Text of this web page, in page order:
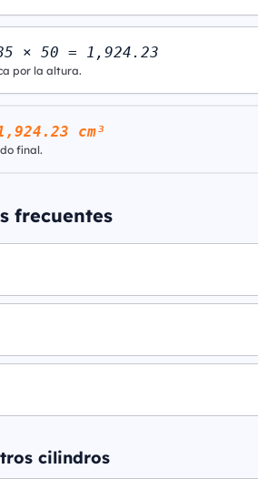
× 50 = 1,924.23
por la altura.
cm³
final.
frecuentes
cilindros